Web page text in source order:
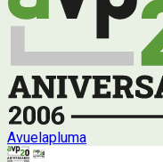
Avuelapluma